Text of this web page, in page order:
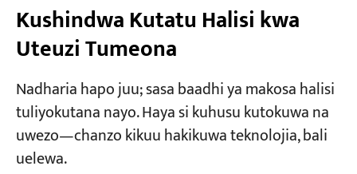
Kushindwa Kutatu Halisi kwa
Uteuzi Tumeona
Nadharia hapo juu; sasa baadhi ya makosa halisi
tuliyokutana nayo. Haya si kuhusu kutokuwa na
uwezo—chanzo kikuu hakikuwa teknolojia, bali
uelewa.